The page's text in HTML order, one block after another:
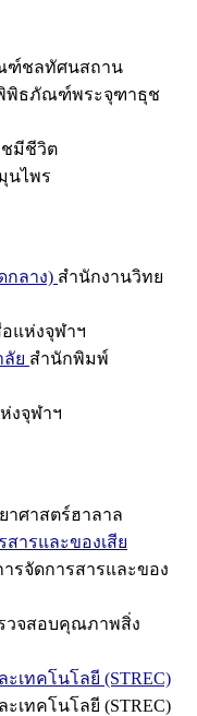
ชลทัศนสถาน
พิธภัณฑ์พระจุฑาธุช
มีชีวิต
ไพร
กลาง) สำนักงานวิทย
แห่งจุฬาฯ
ย สำนักพิมพ์
งจุฬาฯ
าศาสตร์ฮาลาล
ารและของเสีย
รจัดการสารและของ
วจสอบคุณภาพสิ่ง
เทคโนโลยี (STREC)
เทคโนโลยี (STREC)